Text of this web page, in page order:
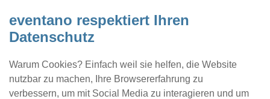
eventano respektiert Ihren
Datenschutz
Warum Cookies? Einfach weil sie helfen, die Website
nutzbar zu machen, Ihre Browsererfahrung zu
verbessern, um mit Social Media zu interagieren und um